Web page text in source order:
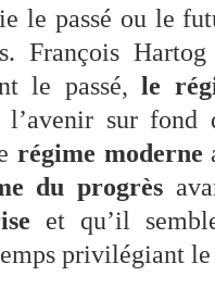
le passé ou le
François
le passé, le
l’avenir sur fond
régime moderne
du progrès
et qu’il
privilégiant le